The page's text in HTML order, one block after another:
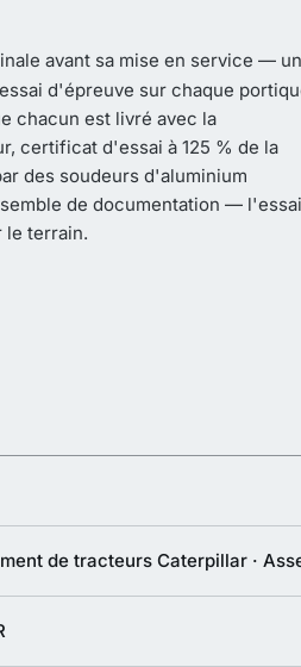
avant sa mise en service —
d'épreuve sur chaque
chacun est livré avec la
certificat d'essai à 125 % de la
des soudeurs d'aluminium
de documentation — l'essai
le terrain.
de tracteurs Caterpillar ·